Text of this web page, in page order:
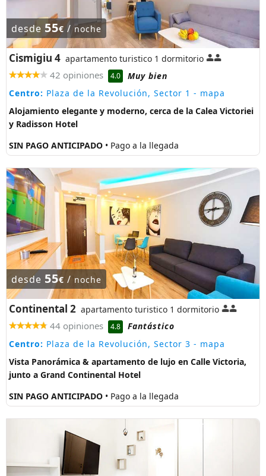
desde 55€/ noche
Cismigiu 4 apartamento turistico 1 dormitorio
42 opiniones 4.0
Muy bien
Centro: Plaza de la Revolución, Sector 1 - mapa
Alojamiento elegante y moderno, cerca de la Calea Victoriei
y Radisson Hotel
SIN PAGO ANTICIPADO • Pago a la llegada
desde 55€ / noche
Continental 2 apartamento turistico 1 dormitorio
44 opiniones 4.8
Fantástico
Centro: Plaza de la Revolución, Sector 3 - mapa
Vista Panorámica & apartamento de lujo en Calle Victoria,
junto a Grand Continental Hotel
SIN PAGO ANTICIPADO • Pago a la llegada